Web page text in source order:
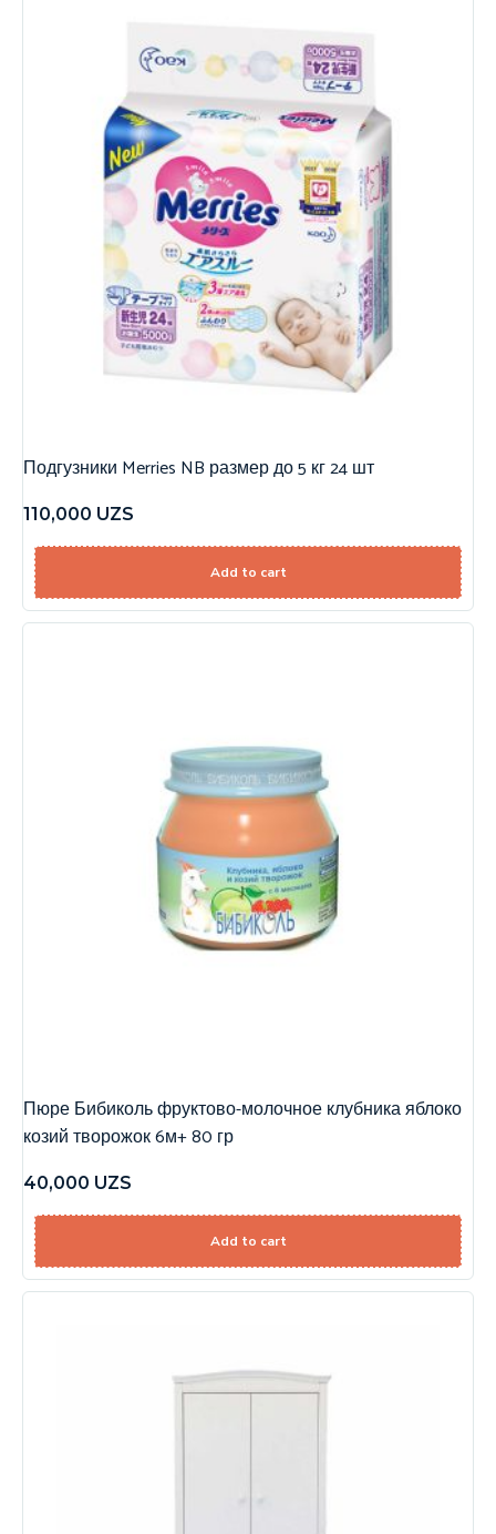
Подгузники Merries NB размер до 5 кг 24 шт
110,000 UZS
Add to cart
Пюре Бибиколь фруктово-молочное клубника яблоко
козий творожок 6м+ 80 гр
40,000 UZS
Add to cart